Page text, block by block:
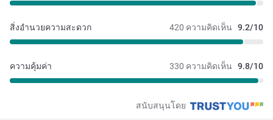
420 ความคิดเห็น 9.2/10
สิ่งอำนวยความสะดวก
330 ความคิดเห็น 9.8/10
ความคุ้มค่า
สนับสนุนโดย